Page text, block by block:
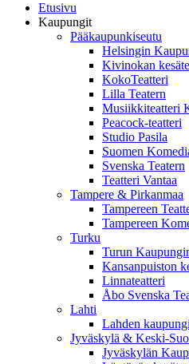
Etusivu
Kaupungit
Pääkaupunkiseutu
Helsingin
Kivinokan
KokoTeatteri
Lilla Teatern
Musiikkiteatteri
Peacock-teatteri
Studio Pasila
Suomen
Svenska Teatern
Teatteri Vantaa
Tampere & Pirkanmaa
Tampereen
Tampereen
Turku
Turun
Kansanpuiston
Linnateatteri
Åbo Svenska
Lahti
Lahden
Jyväskylä & Keski-
Jyväskylän